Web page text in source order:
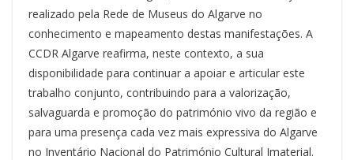
realizado pela Rede de Museus do Algarve no
conhecimento e mapeamento destas manifestações. A
CCDR Algarve reafirma, neste contexto, a sua
disponibilidade para continuar a apoiar e articular este
trabalho conjunto, contribuindo para a valorização,
salvaguarda e promoção do património vivo da região e
para uma presença cada vez mais expressiva do Algarve
no Inventário Nacional do Património Cultural Imaterial.